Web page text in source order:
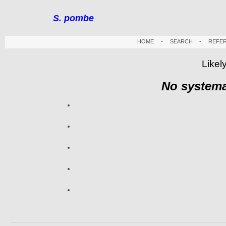
S. pombe
HOME- SEARCH -
No